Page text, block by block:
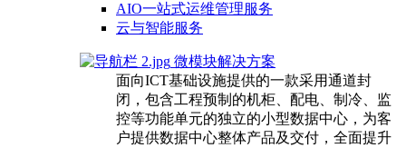
AIO一站式运维管理服务
云与智能服务
微模块解决方案
面向ICT基础设施提供的一款采用通道封
闭，包含工程预制的机柜、配电、制冷、监
控等功能单元的独立的小型数据中心，为客
户提供数据中心整体产品及交付，全面提升